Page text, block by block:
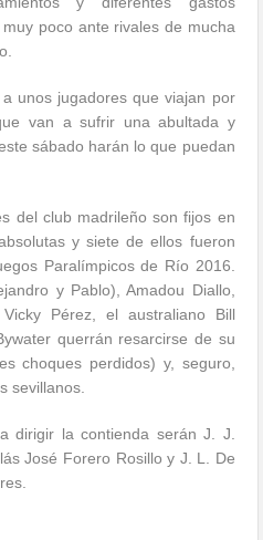
poco ante rivales de mucha
unos jugadores que viajan por
van a sufrir una abultada y
sábado harán lo que puedan
del club madrileño son fijos en
y siete de ellos fueron
Paralímpicos de Río 2016.
y Pablo), Amadou Diallo,
Pérez, el australiano Bill
querrán resarcirse de su
choques perdidos) y, seguro,
sevillanos.
dirigir la contienda serán J. J.
José Forero Rosillo y J. L. De